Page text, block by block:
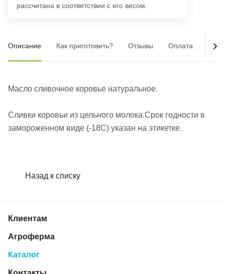
рассчитана в соответствии с его весом.
Описание Как приготовить? Отзывы Оплата
Масло сливочное коровье натуральное.
Сливки коровьи из цельного молока.Срок годности в
замороженном виде (-18С) указан на этикетке.
Назад к списку
Клиентам
Агроферма
Каталог